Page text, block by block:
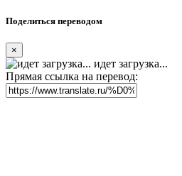
Поделиться переводом
×
идет загрузка...
Прямая ссылка на перевод: